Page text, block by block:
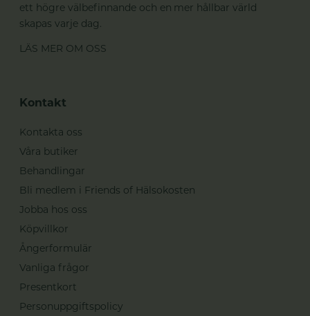
ett högre välbefinnande och en mer hållbar värld
skapas varje dag.
LÄS MER OM OSS
Kontakt
Kontakta oss
Våra butiker
Behandlingar
Bli medlem i Friends of Hälsokosten
Jobba hos oss
Köpvillkor
Ångerformulär
Vanliga frågor
Presentkort
Personuppgiftspolicy